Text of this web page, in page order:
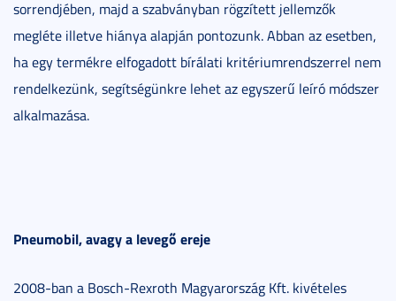
sorrendjében, majd a szabványban rögzített jellemzők
megléte illetve hiánya alapján pontozunk. Abban az esetben,
ha egy termékre elfogadott bírálati kritériumrendszerrel nem
rendelkezünk, segítségünkre lehet az egyszerű leíró módszer
alkalmazása.
Pneumobil, avagy a levegő ereje
2008-ban a Bosch-Rexroth Magyarország Kft. kivételes